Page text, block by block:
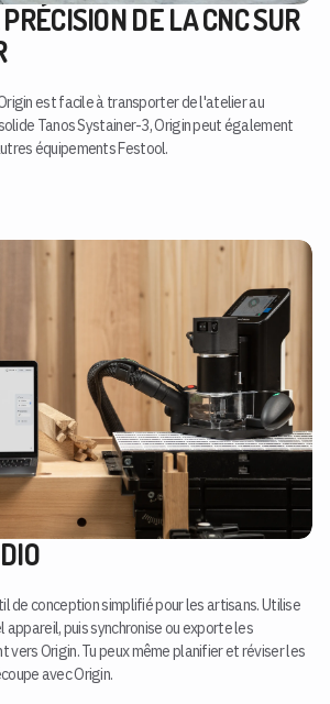
DE LA CNC SUR
est facile à transporter de l'atelier au
Tanos Systainer-3, Origin peut également
équipements Festool.
de conception simplifié pour les artisans. Utilise
appareil, puis synchronise ou exporte les
vers Origin. Tu peux même planifier et réviser les
avec Origin.